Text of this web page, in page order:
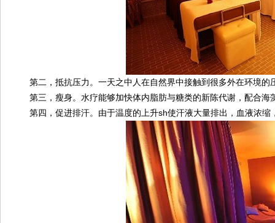
第二，抵抗压力。一天之中人在自然界中接触到很多外在环境的
第三，瘦身。水疗能够加快体内脂肪与糖类的新陈代谢，配合海
第四，促进排汗。由于温度的上升sh使汗液大量排出，血液浓缩